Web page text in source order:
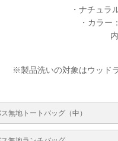
・ナチュ
・カラ
※製品洗いの対象はウッド
無地トートバッグ（中）